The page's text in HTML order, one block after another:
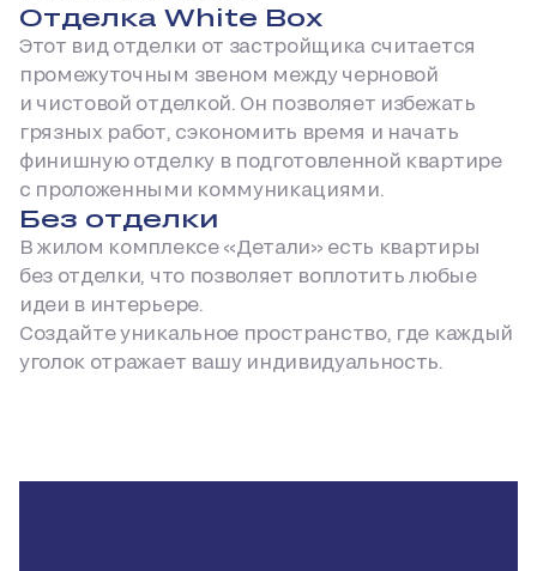
Отделка White Box
Этот вид отделки от застройщика считается
промежуточным звеном между черновой
и чистовой отделкой. Он позволяет избежать
грязных работ, сэкономить время и начать
финишную отделку в подготовленной квартире
с проложенными коммуникациями.
Без отделки
В жилом комплексе «Детали» есть квартиры
без отделки, что позволяет воплотить любые
идеи в интерьере.
Создайте уникальное пространство, где каждый
уголок отражает вашу индивидуальность.